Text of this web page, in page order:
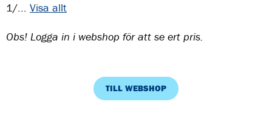
1/... Visa allt
Obs! Logga in i webshop för att se ert pris.
TILL WEBSHOP